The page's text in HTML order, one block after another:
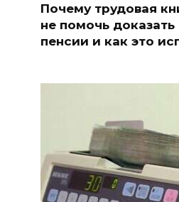
Почему трудовая
не помочь
пенсии и как это